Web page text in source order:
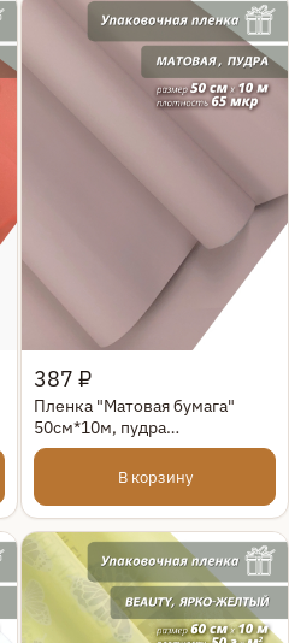
Быстрый просмотр
387 ₽
Пленка "Матовая бумага"
50см*10м, пудра
(4610027755775)
В корзину